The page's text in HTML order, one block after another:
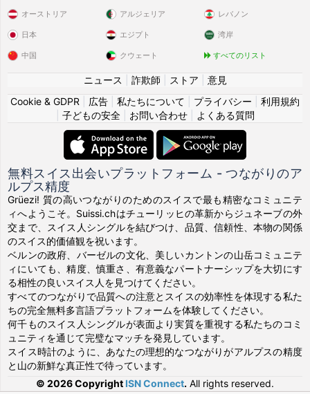
オーストリア
日本
中国
アルジェリア
エジプト
クウェート
レバノン
湾岸
すべてのリスト
ニュース 詐欺師 ストア
意見
Cookie & GDPR
広告 私たちについて プライバシー
利用規約
子どもの安全| お問い合わせ| よくある質問
無料スイス出会いプラットフォーム - つながりのア
ルプス精度
Grüezi! 質の高いつながりのためのスイスで最も精密なコミュニテ
ィへようこそ。Suissi.chはチューリッヒの革新からジュネーブの外
交まで、スイス人シングルを結びつけ、品質、信頼性、本物の関係
のスイス的価値観を祝います。
ベルンの政府、バーゼルの文化、美しいカントンの山岳コミュニテ
ィにいても、精度、慎重さ、有意義なパートナーシップを大切にす
る相性の良いスイス人を見つけてください。
すべてのつながりで品質への注意とスイスの効率性を体現する私た
ちの完全無料多言語プラットフォームを体験してください。
何千ものスイス人シングルが表面より実質を重視する私たちのコミ
ュニティを通じて完璧なマッチを発見しています。
スイス時計のように、あなたの理想的なつながりがアルプスの精度
と山の新鮮な真正性で待っています。
© 2026 Copyright ISN Connect. All rights reserved.